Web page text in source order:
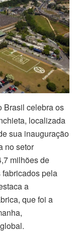
Brasil celebra os
localizada
sua inauguração
no setor
milhões de
pela
a
que foi a